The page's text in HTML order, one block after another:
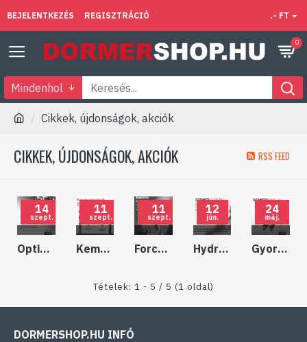
BEJELENTKEZÉS REGISZTRÁCIÓ .- FT
0
Mindenhol
Cikkek, újdonságok, akciók
CIKKEK, ÚJDONSÁGOK, AKCIÓK RSS FEED
14
szept.
Optimális hűtés
11
szept.
Keményfém fúrók: nagyteljesítményű vagy általános
11
szept.
Force fúrók - ÚJ GENERÁCIÓ - termékfejlesztés
12
jún.
Hydra cserélhető fejes fúrócsalád
24
máj.
Gyorsacél vagy keményfém?
Tételek: 1 - 5 / 5 (1 oldal)
DORMERSHOP.HU INFÓ